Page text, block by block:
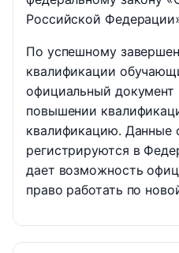
Российской
По успешному
квалификации
официальный документ
повышении
квалификацию. Данные
регистрируются в
дает возможность
право работать по